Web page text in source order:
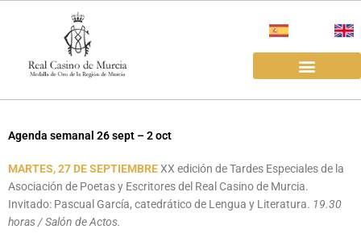
Agenda semanal 26 sept – 2 oct
MARTES, 27 DE SEPTIEMBREXX edición de Tardes Especiales de la
Asociación de Poetas y Escritores del Real Casino de Murcia.
Invitado: Pascual García, catedrático de Lengua y Literatura. 19.30
horas / Salón de Actos.